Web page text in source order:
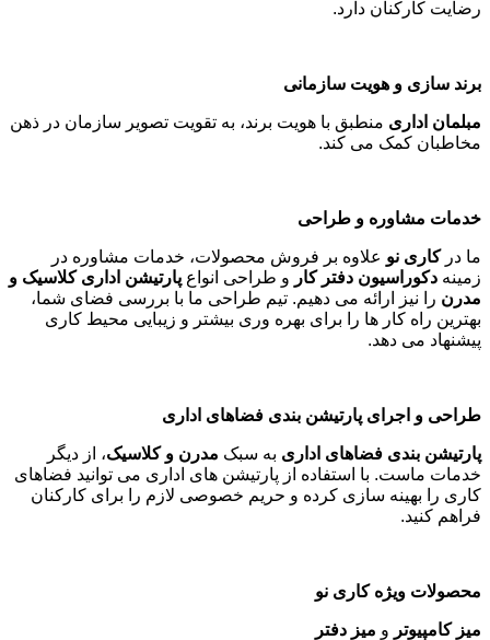
رضایت کارکنان دارد.
برند سازی و هویت سازمانی
مبلمان اداری منطبق با هویت برند، به تقویت تصویر سازمان در ذهن
مخاطبان کمک می کند.
خدمات مشاوره و طراحی
ما درکاری نو علاوه بر فروش محصولات، خدمات مشاوره در
زمینه دکوراسیون دفتر کار و طراحی انواع پارتیشن اداری کلاسیک و
مدرن را نیز ارائه می دهیم. تیم طراحی ما با بررسی فضای شما،
بهترین راه کار ها را برای بهره وری بیشتر و زیبایی محیط کاری
پیشنهاد می دهد.
طراحی و اجرای پارتیشن بندی فضاهای اداری
پارتیشن بندی فضاهای اداری به سبک مدرن و کلاسیک، از دیگر
خدمات ماست. با استفاده از پارتیشن های اداری می توانید فضاهای
کاری را بهینه سازی کرده و حریم خصوصی لازم را برای کارکنان
فراهم کنید.
محصولات ویژه کاری نو
میز کامپیوتر و میز دفتر